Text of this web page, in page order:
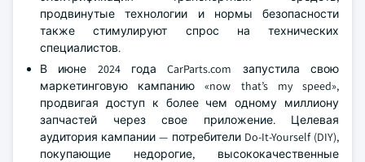
продвинутые технологии и нормы безопасности
также стимулируют спрос на технических
специалистов.
В июне 2024 года CarParts.com запустила свою
маркетинговую кампанию «now that’s my speed»,
продвигая доступ к более чем одному миллиону
запчастей через свое приложение. Целевая
аудитория кампании — потребители Do-It-Yourself (DIY),
покупающие недорогие, высококачественные